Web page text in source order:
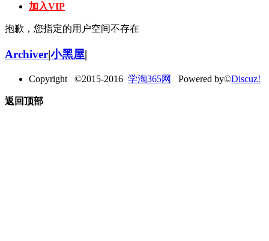
加入VIP
抱歉，您指定的用户空间不存在
Archiver|小黑屋|
Copyright ©2015-2016 学淘365网 Powered by©Discuz!
返回顶部